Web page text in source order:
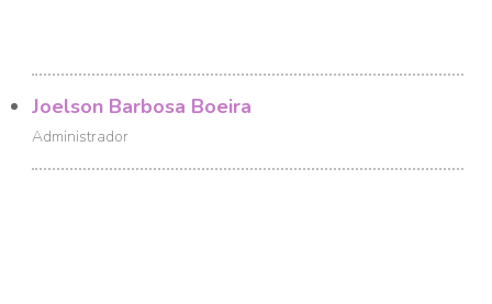
Joelson Barbosa Boeira
Administrador